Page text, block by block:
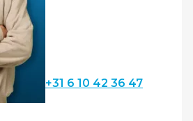
+31 6 10 42 36 47